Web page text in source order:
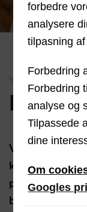
Vi udfører el-
kunder med
planlægning.
både nu og på sigt.
forbedre
analysere
tilpasning
Forbedring
Forbedring
analyse og
Tilpassede
dine
Om
Googles